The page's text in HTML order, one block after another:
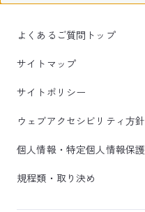
よくあるご質問トップ
サイトマップ
サイトポリシー
ウェブアクセシビリティ方針
個人情報・特定個人情報保護
規程類・取り決め